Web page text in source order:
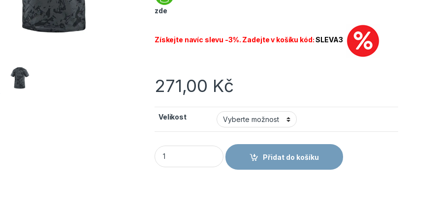
zde
Získejte navíc slevu -3%. Zadejte v košíku kód:SLEVA3
271,00 Kč
Velikost
CANIS CXS MERLIN Pánské tričko krátký rukáv tmavě šedá množství
Přidat do košíku